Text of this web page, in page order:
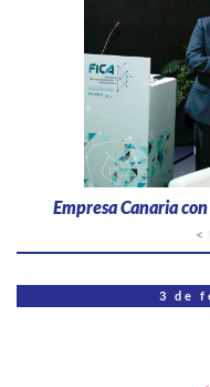
Empresa Canaria
<
3 de